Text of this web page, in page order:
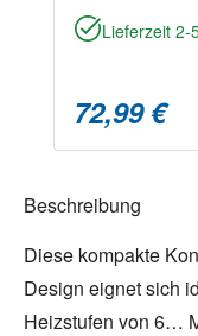
Lieferzeit 2-
72,99 €
Beschreibung
Diese kompakte
Design eignet sich
Heizstufen von 6…